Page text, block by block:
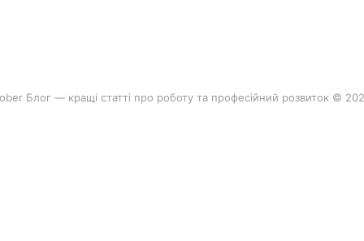
Блог — кращі статті про роботу та професійний розвиток ©